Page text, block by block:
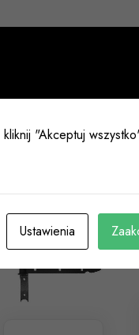
"Akceptuj
Ustawienia